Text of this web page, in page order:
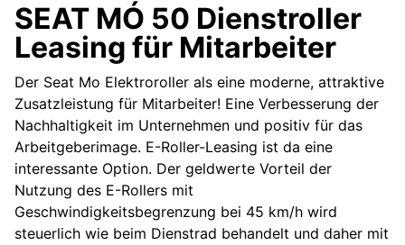
SEAT MÓ 50 Dienstroller
Leasing für Mitarbeiter
Der Seat Mo Elektroroller als eine moderne, attraktive
Zusatzleistung für Mitarbeiter! Eine Verbesserung der
Nachhaltigkeit im Unternehmen und positiv für das
Arbeitgeberimage. E-Roller-Leasing ist da eine
interessante Option. Der geldwerte Vorteil der
Nutzung des E-Rollers mit
Geschwindigkeitsbegrenzung bei 45 km/h wird
steuerlich wie beim Dienstrad behandelt und daher mit